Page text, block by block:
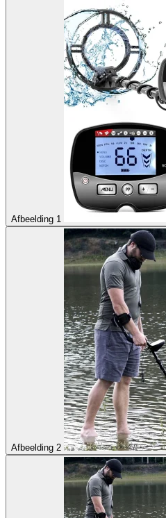
Afbeelding 1
Afbeelding 2